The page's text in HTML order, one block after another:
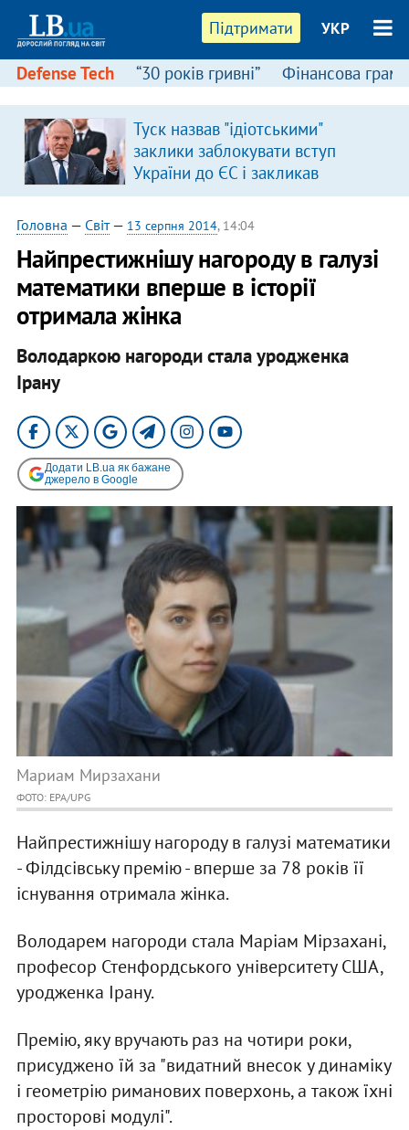
Підтримати УКР
Defense Tech “30 років гривні” Фінансова
Туск назвав "ідіотськими"
заклики заблокувати вступ
України до ЄС і закликав
припинити антиукраїнську
риторику
Головна — Світ— 13 серпня 2014, 14:04
Найпрестижнішу нагороду в галузі
математики вперше в історії
отримала жінка
Володаркою нагороди стала уродженка
Ірану
Додати LB.ua як бажане
джерело в Google
Мариам Мирзахани
ФОТО: EPA/UPG
Найпрестижнішу нагороду в галузі математики
- Філдсівську премію - вперше за 78 років її
існування отримала жінка.
Володарем нагороди стала Маріам Мірзахані,
професор Стенфордського університету США,
уродженка Ірану.
Премію, яку вручають раз на чотири роки,
присуджено їй за "видатний внесок у динаміку
і геометрію риманових поверхонь, а також їхні
просторові модулі".